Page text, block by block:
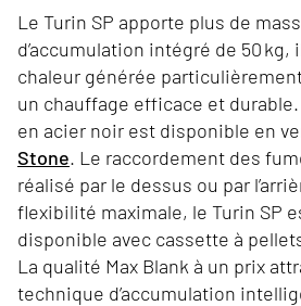
Le Turin SP apporte plus de
d’accumulation intégré de 50 kg,
chaleur générée
un chauffage efficace et
en acier noir est disponible en
Stone. Le raccordement des
réalisé par le dessus ou par
flexibilité maximale, le Turin SP
disponible avec cassette à
La qualité Max Blank à un prix
technique d’accumulation